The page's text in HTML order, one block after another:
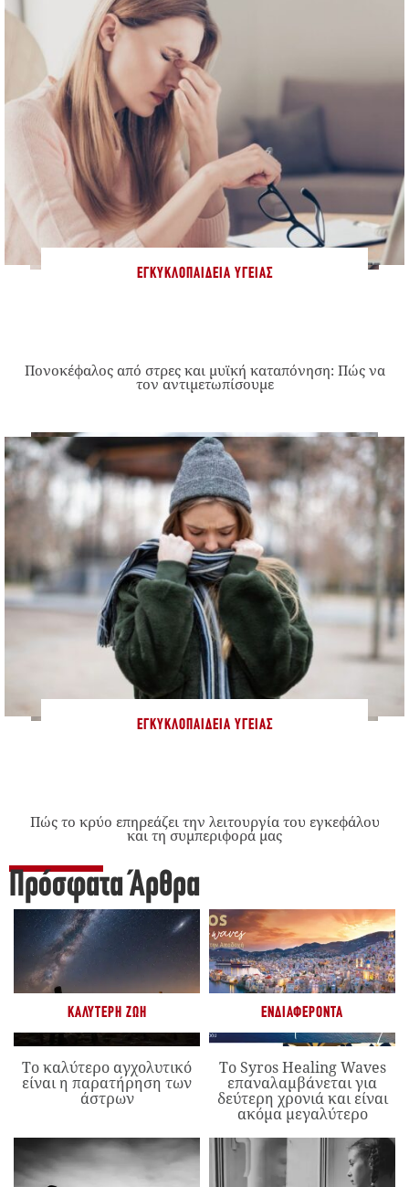
ΕΓΚΥΚΛΟΠΑΊΔΕΙΑ ΥΓΕΊΑΣ
Πονοκέφαλος από στρες και μυϊκή καταπόνηση: Πώς να
τον αντιμετωπίσουμε
ΕΓΚΥΚΛΟΠΑΊΔΕΙΑ ΥΓΕΊΑΣ
Πώς το κρύο επηρεάζει την λειτουργία του εγκεφάλου
και τη συμπεριφορά μας
Πρόσφατα Άρθρα
ΚΑΛΎΤΕΡΗ ΖΩΉ
Το καλύτερο αγχολυτικό
είναι η παρατήρηση των
άστρων
ΕΝΔΙΑΦΈΡΟΝΤΑ
Το Syros Healing Waves
επαναλαμβάνεται για
δεύτερη χρονιά και είναι
ακόμα μεγαλύτερο